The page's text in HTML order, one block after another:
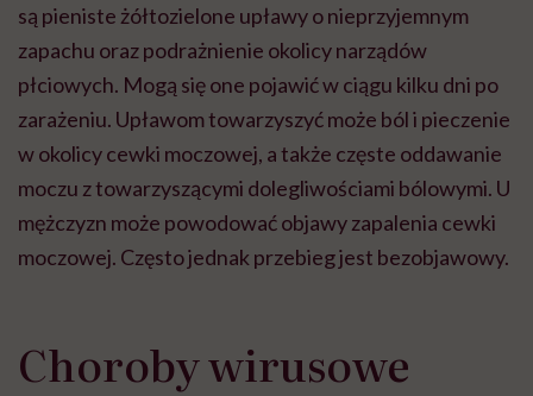
są pieniste żółtozielone upławy o nieprzyjemnym
zapachu oraz podrażnienie okolicy narządów
płciowych. Mogą się one pojawić w ciągu kilku dni po
zarażeniu. Upławom towarzyszyć może ból i pieczenie
w okolicy cewki moczowej, a także częste oddawanie
moczu z towarzyszącymi dolegliwościami bólowymi. U
mężczyzn może powodować objawy zapalenia cewki
moczowej. Często jednak przebieg jest bezobjawowy.
Choroby wirusowe